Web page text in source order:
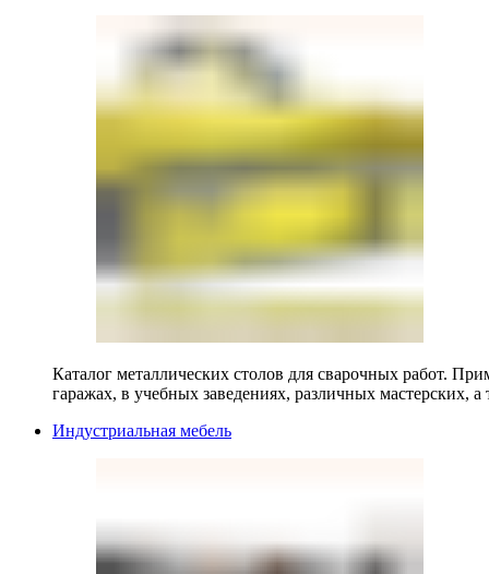
Каталог металлических столов для сварочных работ.
гаражах, в учебных заведениях, различных мастерских, а
Индустриальная мебель